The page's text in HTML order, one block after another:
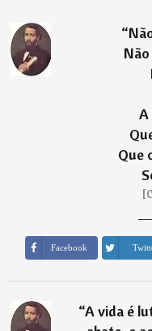
“
A
Que
Facebook
“A vida é